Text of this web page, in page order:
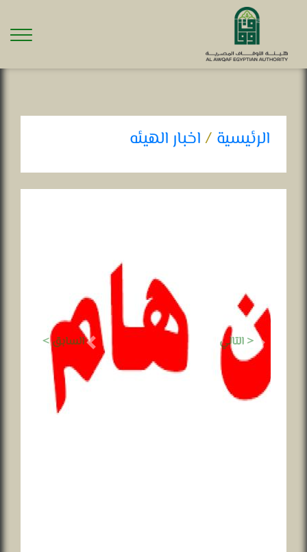
الرئيسية /اخبار الهيئه
السابق > < التالي